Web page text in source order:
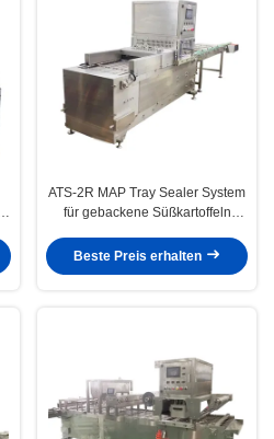
ATS-2R MAP Tray Sealer System
für gebackene Süßkartoffeln
Beste Preis erhalten